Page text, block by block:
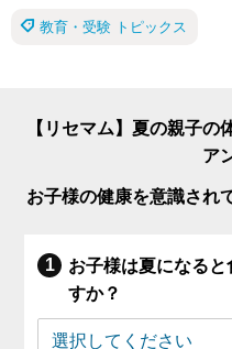
教育・受験 トピックス
【リセマム】夏の親子
ア
お子様の健康を意識され
お子様は夏になる
すか？